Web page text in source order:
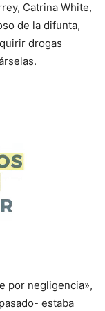
Catrina White,
de la difunta,
drogas
por negligencia»,
estaba